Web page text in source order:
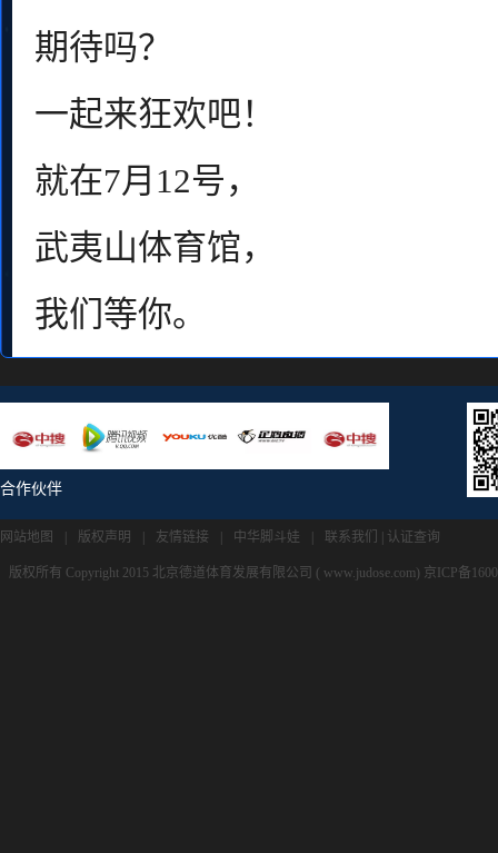
期待吗？
一起来狂欢吧！
就在7月12号，
武夷山体育馆，
我们等你。
合作伙伴
网站地图 版权声明 友情链接 中华脚斗娃 联系我们 认证查询
版权所有 Copyright 2015 北京德道体育发展有限公司 ( www.judose.com) 京ICP备